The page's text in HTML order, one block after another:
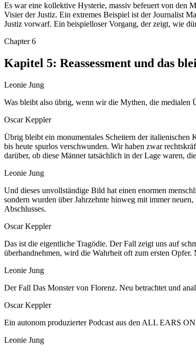
Es war eine kollektive Hysterie, massiv befeuert von den
Visier der Justiz. Ein extremes Beispiel ist der Journalist
Justiz vorwarf. Ein beispielloser Vorgang, der zeigt, wie
Chapter6
Kapitel 5: Reassessment und das
Leonie Jung
Was bleibt also übrig, wenn wir die Mythen, die medialen
Oscar Keppler
Übrig bleibt ein monumentales Scheitern der
bis heute spurlos verschwunden. Wir haben zwar
darüber, ob diese Männer tatsächlich in der Lage waren,
Leonie Jung
Und dieses unvollständige Bild hat einen enormen
sondern wurden über Jahrzehnte hinweg mit immer
Abschlusses.
Oscar Keppler
Das ist die eigentliche Tragödie. Der Fall zeigt uns auf
überhandnehmen, wird die Wahrheit oft zum ersten
Leonie Jung
Der Fall Das Monster von Florenz. Neu betrachtet und
Oscar Keppler
Ein autonom produzierter Podcast aus den ALL EARS
Leonie Jung